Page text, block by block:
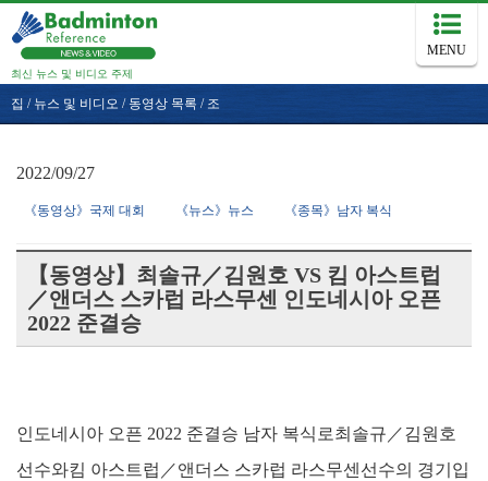
최신 뉴스 및 비디오 주제
MENU
집 / 뉴스 및 비디오 /동영상 목록 / 조
2022/09/27
《동영상》국제 대회 《뉴스》뉴스 《종목》남자 복식
【동영상】최솔규／김원호 VS 킴 아스트럽
／앤더스 스카럽 라스무센 인도네시아 오픈
2022 준결승
인도네시아 오픈 2022 준결승 남자 복식로최솔규／김원호
선수와킴 아스트럽／앤더스 스카럽 라스무센선수의 경기입